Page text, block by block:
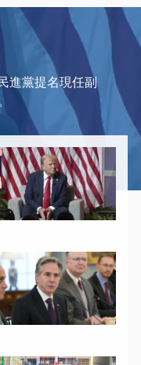
進黨提名現任副